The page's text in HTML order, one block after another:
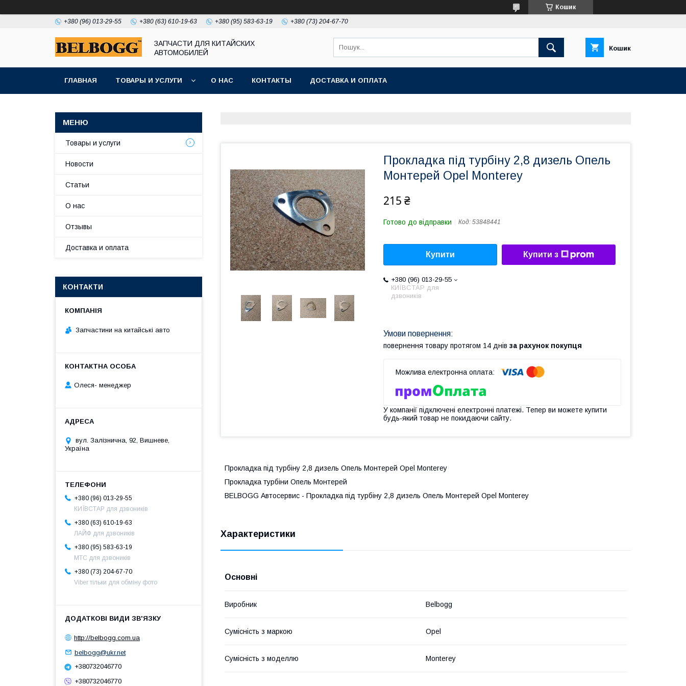
Кошик
+380 (96) 013-29-55 +380 (63) 610-19-63 +380 (95) 583-63-19 +380 (73) 204-67-70
ЗАПЧАСТИ ДЛЯ КИТАЙСКИХ
АВТОМОБИЛЕЙ
Кошик
ГЛАВНАЯ ТОВАРЫ И УСЛУГИ О НАС КОНТАКТЫ ДОСТАВКА И ОПЛАТА
Прокладка під турбіну 2,8 дизель Опель
Монтерей Opel Monterey
215 ₴
Готово до відправки Код: 53848441
Купити Купити з
+380 (96) 013-29-55
КИЇВСТАР для
дзвоників
повернення товару протягом 14 днів за рахунок покупця
У компанії підключені електронні платежі. Тепер ви можете купити
будь-який товар не покидаючи сайту.
Прокладка під турбіну 2,8 дизель Опель Монтерей Opel Monterey
Прокладка турбіни Опель Монтерей
BELBOGG Автосервис - Прокладка під турбіну 2,8 дизель Опель Монтерей Opel Monterey
Характеристики
Основні
Виробник Belbogg
Сумісність з маркою Opel
Сумісність з моделлю Monterey
Товары и услуги
Новости
Статьи
О нас
Отзывы
Доставка и оплата
КОНТАКТИ
Запчастини на китайські авто
Олеся- менеджер
вул. Залізнична, 92, Вишневе,
Україна
+380 (96) 013-29-55
КИЇВСТАР для дзвоників
+380 (63) 610-19-63
ЛАЙФ для дзвоників
+380 (95) 583-63-19
МТС для дзвоників
+380 (73) 204-67-70
Viber тільки для обміну фото
http://belbogg.com.ua
belbogg@ukr.net
+380732046770
+380732046770